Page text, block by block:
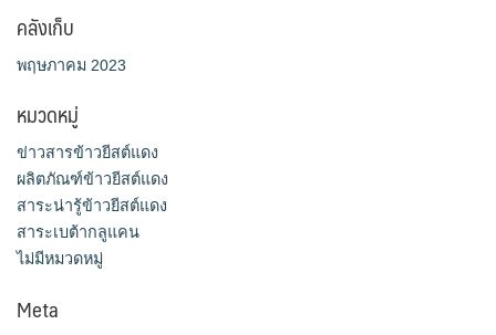
คลังเก็บ
พฤษภาคม 2023
หมวดหมู่
ข่าวสารข้าวยีสต์แดง
ผลิตภัณฑ์ข้าวยีสต์แดง
สาระน่ารู้ข้าวยีสต์แดง
สาระเบต้ากลูแคน
ไม่มีหมวดหมู่
Meta